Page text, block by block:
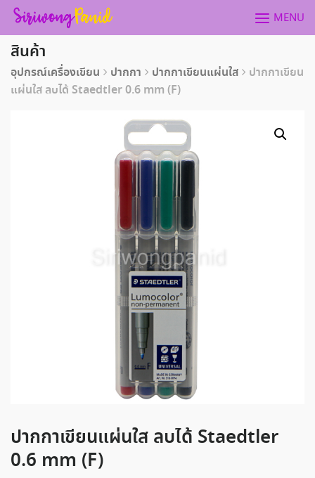
Skip
content
MENU
สินค้า
อุปกรณ์เครื่องเขียน ปากกา ปากกาเขียนแผ่นใส
ปากกาเขียน
แผ่นใส ลบได้ Staedtler 0.6 mm (F)
ปากกาเขียนแผ่นใส ลบได้ Staedtler
0.6 mm (F)